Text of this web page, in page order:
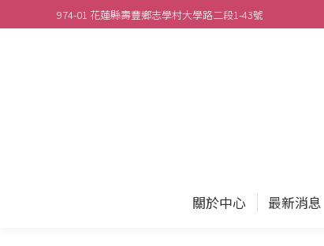
974-01 花蓮縣壽豐鄉志學村大學路二段1-43號
關於中心 最新消息